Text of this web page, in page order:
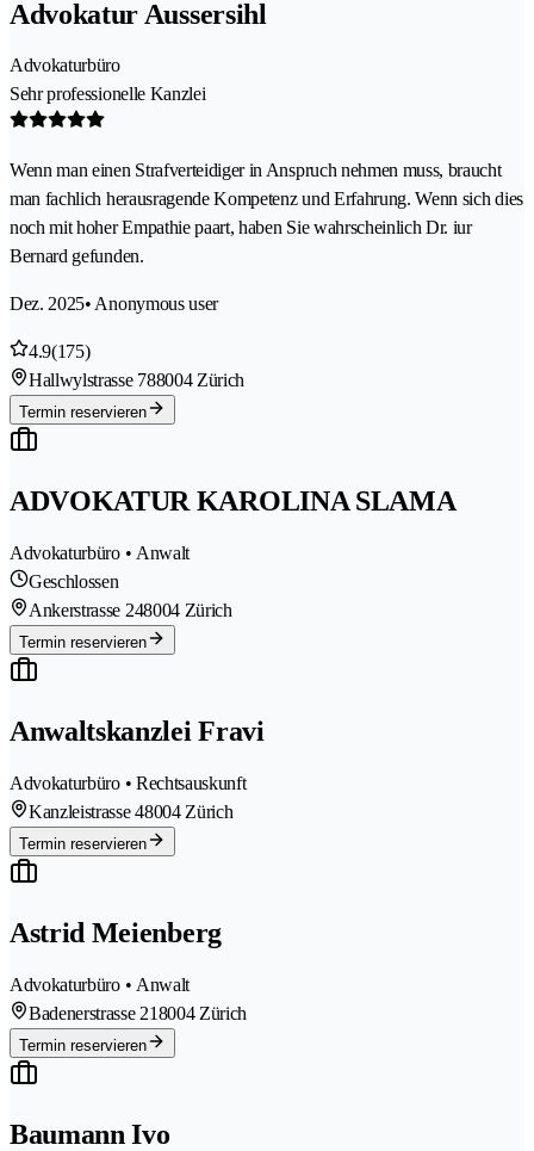
Advokatur Aussersihl
Advokaturbüro
Sehr professionelle Kanzlei
Wenn man einen Strafverteidiger in Anspruch nehmen muss, braucht
man fachlich herausragende Kompetenz und Erfahrung. Wenn sich dies
noch mit hoher Empathie paart, haben Sie wahrscheinlich Dr. iur
Bernard gefunden.
Dez. 2025• Anonymous user
4.9(175)
Hallwylstrasse 788004 Zürich
Termin reservieren
ADVOKATUR KAROLINA SLAMA
Advokaturbüro • Anwalt
Geschlossen
Ankerstrasse 248004 Zürich
Termin reservieren
Anwaltskanzlei Fravi
Advokaturbüro • Rechtsauskunft
Kanzleistrasse 48004 Zürich
Termin reservieren
Astrid Meienberg
Advokaturbüro • Anwalt
Badenerstrasse 218004 Zürich
Termin reservieren
Baumann Ivo